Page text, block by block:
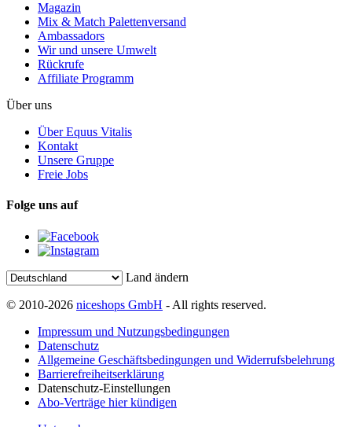
Magazin
Mix & Match Palettenversand
Ambassadors
Wir und unsere Umwelt
Rückrufe
Affiliate Programm
Über uns
Über Equus Vitalis
Kontakt
Unsere Gruppe
Freie Jobs
Folge uns auf
Land ändern
© 2010-2026 niceshops GmbH - All rights reserved.
Impressum und Nutzungsbedingungen
Datenschutz
Allgemeine Geschäftsbedingungen und Widerrufsbelehrung
Barrierefreiheitserklärung
Datenschutz-Einstellungen
Abo-Verträge hier kündigen